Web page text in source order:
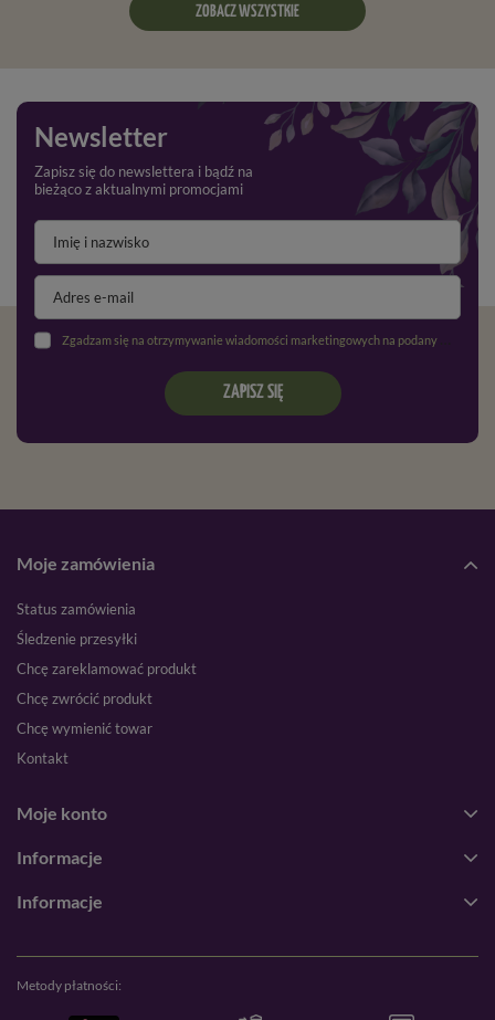
ZOBACZ WSZYSTKIE
Newsletter
Zapisz się do newslettera i bądź na
bieżąco z aktualnymi promocjami
Zgadzam się na otrzymywanie wiadomości marketingowych na podany adres e-mail oraz przetwarzanie danych osobowych zgodnie z
ZAPISZ SIĘ
Moje zamówienia
Status zamówienia
Śledzenie przesyłki
Chcę zareklamować produkt
Chcę zwrócić produkt
Chcę wymienić towar
Kontakt
Moje konto
Informacje
Informacje
Metody płatności: